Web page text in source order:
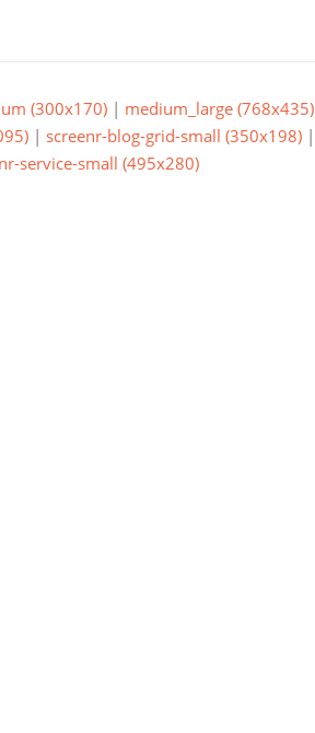
(300x170) | medium_large (768x435)
| screenr-blog-grid-small (350x198) |
service-small (495x280)